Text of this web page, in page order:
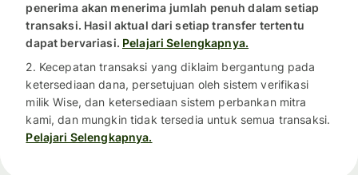
penerima akan menerima jumlah penuh dalam setiap
transaksi. Hasil aktual dari setiap transfer tertentu
dapat bervariasi. Pelajari Selengkapnya.
2. Kecepatan transaksi yang diklaim bergantung pada
ketersediaan dana, persetujuan oleh sistem verifikasi
milik Wise, dan ketersediaan sistem perbankan mitra
kami, dan mungkin tidak tersedia untuk semua transaksi.
Pelajari Selengkapnya.